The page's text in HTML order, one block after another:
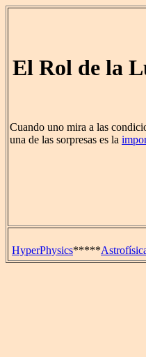
El Rol de la
Cuando uno mira a las
una de las sorpresas es la
HyperPhysics*****